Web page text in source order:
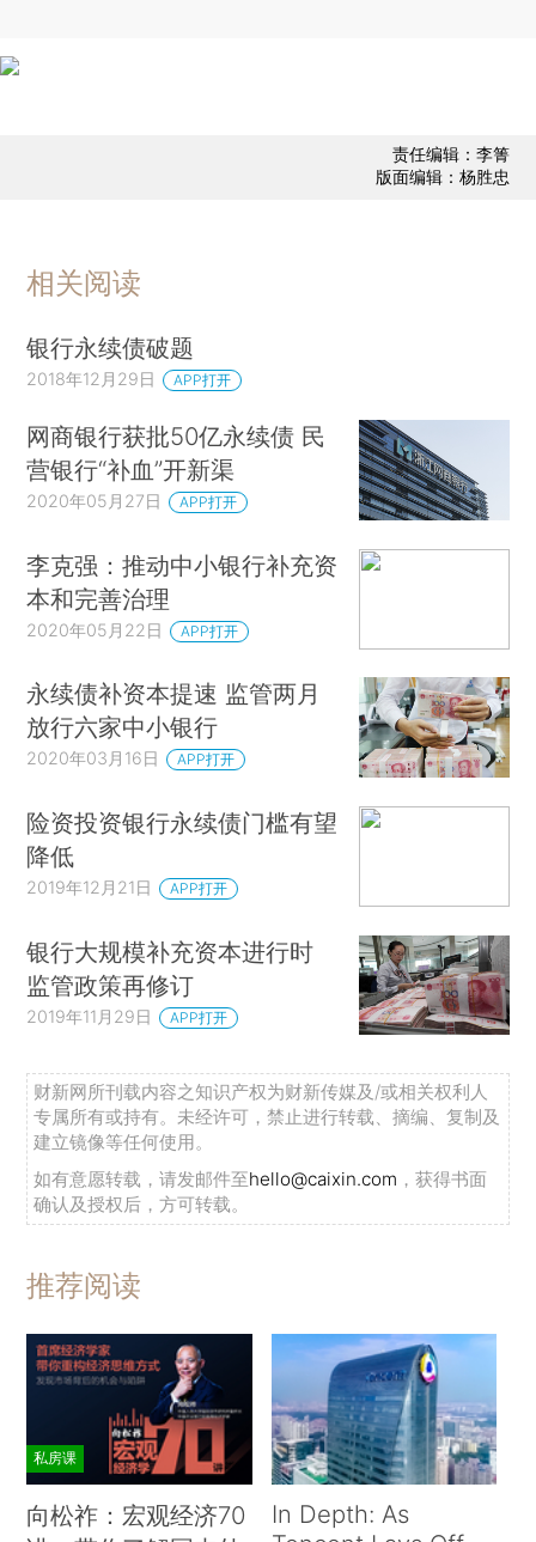
责任编辑：李箐
版面编辑：杨胜忠
相关阅读
银行永续债破题
2018年12月29日 APP打开
网商银行获批50亿永续债 民
营银行“补血”开新渠
2020年05月27日 APP打开
李克强：推动中小银行补充资
本和完善治理
2020年05月22日 APP打开
永续债补资本提速 监管两月
放行六家中小银行
2020年03月16日 APP打开
险资投资银行永续债门槛有望
降低
2019年12月21日 APP打开
银行大规模补充资本进行时
监管政策再修订
2019年11月29日 APP打开
财新网所刊载内容之知识产权为财新传媒及/或相关权利人
专属所有或持有。未经许可，禁止进行转载、摘编、复制及
建立镜像等任何使用。
如有意愿转载，请发邮件至hello@caixin.com ，获得书面
确认及授权后，方可转载。
推荐阅读
私房课
向松祚：宏观经济70
In Depth: As